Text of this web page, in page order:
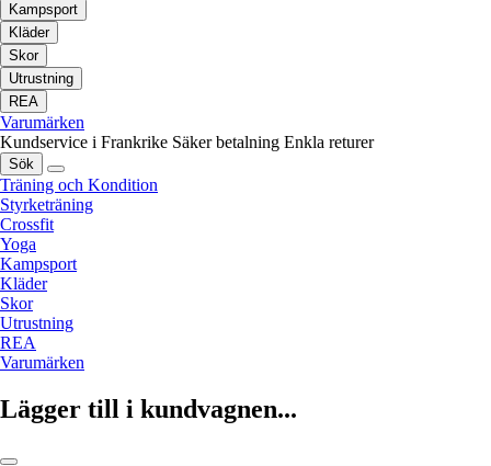
Kampsport
Kläder
Skor
Utrustning
REA
Varumärken
Kundservice i Frankrike Säker betalning Enkla returer
Sök
Träning och Kondition
Styrketräning
Crossfit
Yoga
Kampsport
Kläder
Skor
Utrustning
REA
Varumärken
Lägger till i kundvagnen...